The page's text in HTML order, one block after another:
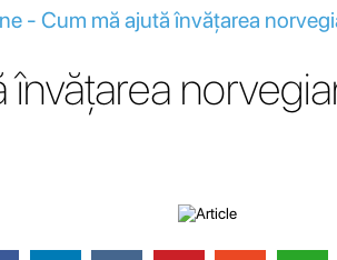
- Cum mă ajută învățarea
învățarea